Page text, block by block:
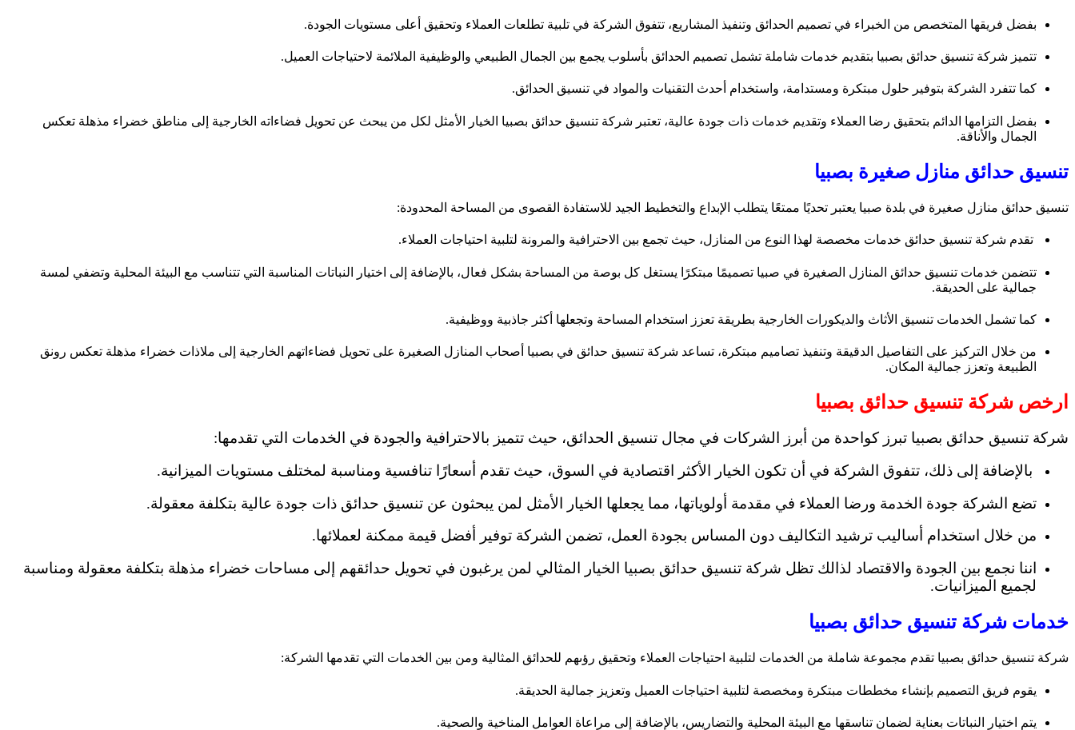
بفضل فريقها المتخصص من الخبراء في تصميم الحدائق وتنفيذ المشاريع، تتفوق الشركة في تلبية تطلعات العملاء وتحقيق أعلى مستويات الجودة.
تتميز شركة تنسيق حدائق بصبيا بتقديم خدمات شاملة تشمل تصميم الحدائق بأسلوب يجمع بين الجمال الطبيعي والوظيفية الملائمة لاحتياجات العميل.
كما تتفرد الشركة بتوفير حلول مبتكرة ومستدامة، واستخدام أحدث التقنيات والمواد في تنسيق الحدائق.
بفضل التزامها الدائم بتحقيق رضا العملاء وتقديم خدمات ذات جودة عالية، تعتبر شركة تنسيق حدائق بصبيا الخيار الأمثل لكل من يبحث عن تحويل فضاءاته الخارجية إلى مناطق خضراء مذهلة تعكس
الجمال والأناقة.
تنسيق حدائق منازل صغيرة بصبيا
تنسيق حدائق منازل صغيرة في بلدة صبيا يعتبر تحديًا ممتعًا يتطلب الإبداع والتخطيط الجيد للاستفادة القصوى من المساحة المحدودة:
تقدم شركة تنسيق حدائق خدمات مخصصة لهذا النوع من المنازل، حيث تجمع بين الاحترافية والمرونة لتلبية احتياجات العملاء.
تتضمن خدمات تنسيق حدائق المنازل الصغيرة في صبيا تصميمًا مبتكرًا يستغل كل بوصة من المساحة بشكل فعال، بالإضافة إلى اختيار النباتات المناسبة التي تتناسب مع البيئة المحلية وتضفي لمسة
جمالية على الحديقة.
كما تشمل الخدمات تنسيق الأثاث والديكورات الخارجية بطريقة تعزز استخدام المساحة وتجعلها أكثر جاذبية ووظيفية.
من خلال التركيز على التفاصيل الدقيقة وتنفيذ تصاميم مبتكرة، تساعد شركة تنسيق حدائق في بصبيا أصحاب المنازل الصغيرة على تحويل فضاءاتهم الخارجية إلى ملاذات خضراء مذهلة تعكس رونق
الطبيعة وتعزز جمالية المكان.
ارخص شركة تنسيق حدائق بصبيا
شركة تنسيق حدائق بصبيا تبرز كواحدة من أبرز الشركات في مجال تنسيق الحدائق، حيث تتميز بالاحترافية والجودة في الخدمات التي تقدمها:
بالإضافة إلى ذلك، تتفوق الشركة في أن تكون الخيار الأكثر اقتصادية في السوق، حيث تقدم أسعارًا تنافسية ومناسبة لمختلف مستويات الميزانية.
تضع الشركة جودة الخدمة ورضا العملاء في مقدمة أولوياتها، مما يجعلها الخيار الأمثل لمن يبحثون عن تنسيق حدائق ذات جودة عالية بتكلفة معقولة.
من خلال استخدام أساليب ترشيد التكاليف دون المساس بجودة العمل، تضمن الشركة توفير أفضل قيمة ممكنة لعملائها.
اننا نجمع بين الجودة والاقتصاد لذالك تظل شركة تنسيق حدائق بصبيا الخيار المثالي لمن يرغبون في تحويل حدائقهم إلى مساحات خضراء مذهلة بتكلفة معقولة ومناسبة
لجميع الميزانيات.
خدمات شركة تنسيق حدائق بصبيا
شركة تنسيق حدائق بصبيا تقدم مجموعة شاملة من الخدمات لتلبية احتياجات العملاء وتحقيق رؤىهم للحدائق المثالية ومن بين الخدمات التي تقدمها الشركة:
يقوم فريق التصميم بإنشاء مخططات مبتكرة ومخصصة لتلبية احتياجات العميل وتعزيز جمالية الحديقة.
يتم اختيار النباتات بعناية لضمان تناسقها مع البيئة المحلية والتضاريس، بالإضافة إلى مراعاة العوامل المناخية والصحية.